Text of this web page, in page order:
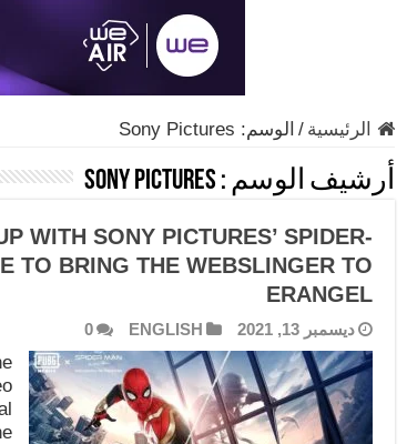
الرئيسية / الوسم: Sony Pictures
أرشيف الوسم : Sony Pictures
WITH SONY PICTURES’ SPIDER-
TO BRING THE WEBSLINGER TO
ERANGEL
ديسمبر 13, 2021 ENGLISH
0